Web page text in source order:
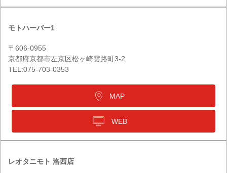
モトハーバー1
〒606-0955
京都府京都市左京区松ヶ崎雲路町3-2
TEL:075-703-0353
MAP
WEB
レオタニモト 洛西店